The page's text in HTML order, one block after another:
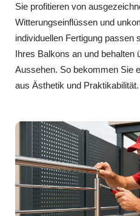
Sie profitieren von
Witterungseinflüssen und
individuellen Fertigung passen
Ihres Balkons an und behalten
Aussehen. So bekommen Sie
aus Ästhetik und Praktikabilität.